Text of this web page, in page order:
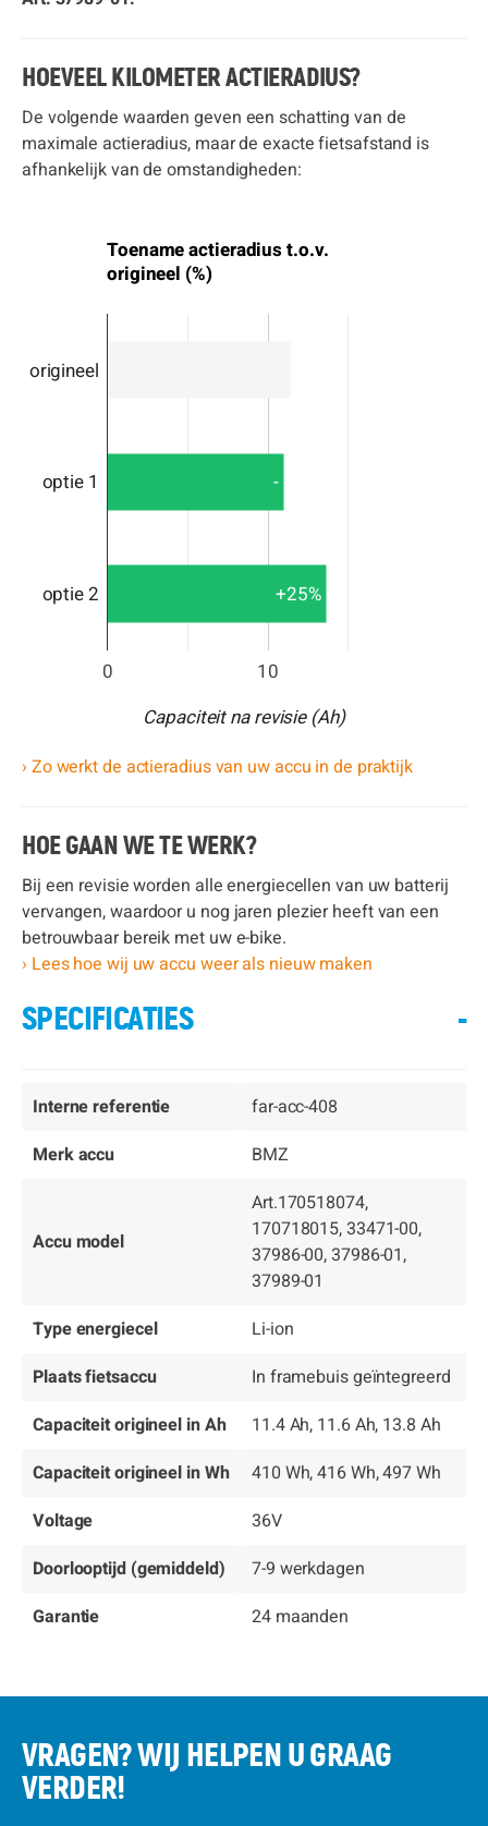
HOEVEEL KILOMETER ACTIERADIUS?
De volgende waarden geven een schatting van de
maximale actieradius, maar de exacte fietsafstand is
afhankelijk van de omstandigheden:
Toename actieradius t.o.v.
origineel (%)
0 10
origineel
optie 1
optie 2
-
+25%
Capaciteit na revisie (Ah)
› Zo werkt de actieradius van uw accu in de praktijk
HOE GAAN WE TE WERK?
Bij een revisie worden alle energiecellen van uw batterij
vervangen, waardoor u nog jaren plezier heeft van een
betrouwbaar bereik met uw e-bike.
› Lees hoe wij uw accu weer als nieuw maken
SPECIFICATIES -
Interne referentie
far-acc-408
Merk accu
BMZ
Accu model
Art.170518074,
170718015, 33471-00,
37986-00, 37986-01,
37989-01
Type energiecel
Li-ion
Plaats fietsaccu
In framebuis geïntegreerd
Capaciteit origineel in Ah
11.4 Ah, 11.6 Ah, 13.8 Ah
Capaciteit origineel in Wh
410 Wh, 416 Wh, 497 Wh
Voltage
36V
Doorlooptijd (gemiddeld)
7-9 werkdagen
Garantie
24 maanden
VRAGEN? WIJ HELPEN U GRAAG
VERDER!